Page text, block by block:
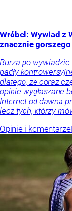
Wróbel: Wywiad z
znacznie gorszego
Burza po wywiadzie
padły
dlatego, że coraz
opinie wygłaszane
Internet od dawna
lecz tych, którzy
Opinie i komentarze